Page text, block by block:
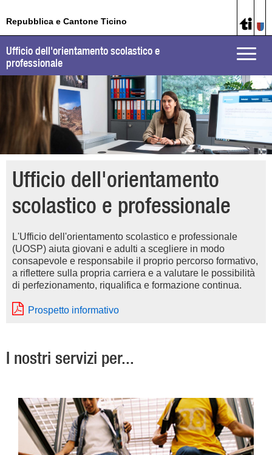
Repubblica e Cantone Ticino
Toggle
Ufficio dell'orientamento scolastico e
professionale
Ufficio dell'orientamento
scolastico e professionale
L'Ufficio dell'orientamento scolastico e professionale
(UOSP) aiuta giovani e adulti a scegliere in modo
consapevole e responsabile il proprio percorso formativo,
a riflettere sulla propria carriera e a valutare le possibilità
di perfezionamento, riqualifica e formazione continua.
Prospetto informativo
I nostri servizi per...